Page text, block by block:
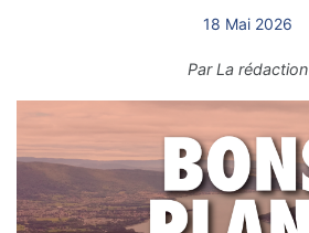
18 Mai 2026
ParLa rédaction